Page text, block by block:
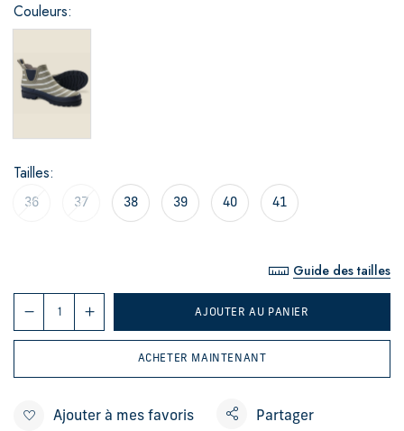
Couleurs
Tailles
36 37 38 39 40 41
Guide des tailles
AJOUTER AU PANIER
ACHETER MAINTENANT
Ajouter à mes favoris Partager